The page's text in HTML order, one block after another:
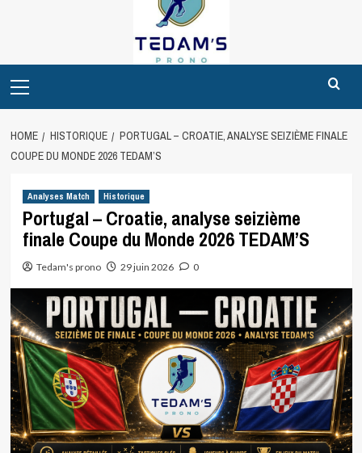
Menu
HOME HISTORIQUE
PORTUGAL – CROATIE, ANALYSE SEIZIÈME FINALE
COUPE DU MONDE 2026 TEDAM’S
Analyses Match Historique
Portugal – Croatie, analyse seizième
finale Coupe du Monde 2026 TEDAM’S
Tedam's prono 29 juin 2026 0